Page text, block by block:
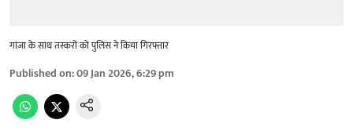
गांजा के साथ तस्करों को पुलिस ने किया गिरफ्तार
Published on:09 Jan 2026, 6:29 pm